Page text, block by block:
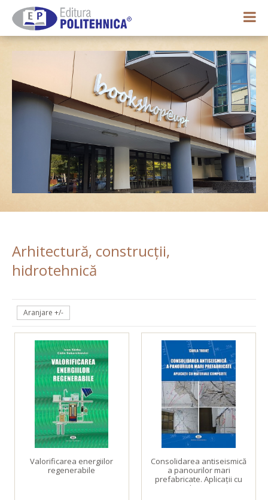
0,00 lei
Arhitectură, construcții,
hidrotehnică
Aranjare +/-
Valorificarea energiilor
regenerabile
Consolidarea antiseismică
a panourilor mari
prefabricate. Aplicaţii cu
materiale compozite